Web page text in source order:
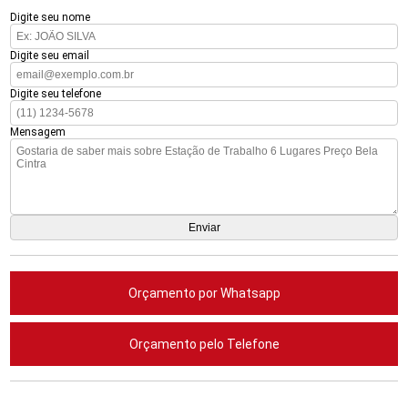
Digite seu nome
Digite seu email
Digite seu telefone
Mensagem
Orçamento por Whatsapp
Orçamento pelo Telefone